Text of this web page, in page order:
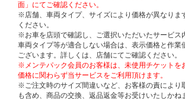
面」にてご確認ください。
※店舗、車両タイプ、サイズにより価格が異なりま
ください。
※お車を店頭で確認し、ご選択いただいたサービス
車両タイプ等が適合しない場合は、表示価格と作業
ございます。詳しくは、店舗にてご確認ください。
※メンテパック会員のお客様は、未使用チケットを
価格に関わらず当サービスをご利用頂けます。
※ご注文時のサイズ間違いなど、お客様の責により
も含め、商品の交換、返品返金等お受けいたしかね